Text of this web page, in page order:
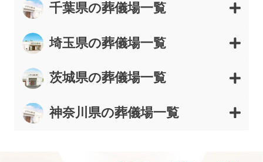
千葉県の葬儀場一覧
埼玉県の葬儀場一覧
茨城県の葬儀場一覧
神奈川県の葬儀場一覧